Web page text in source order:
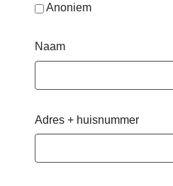
Anoniem
Naam
Adres + huisnummer